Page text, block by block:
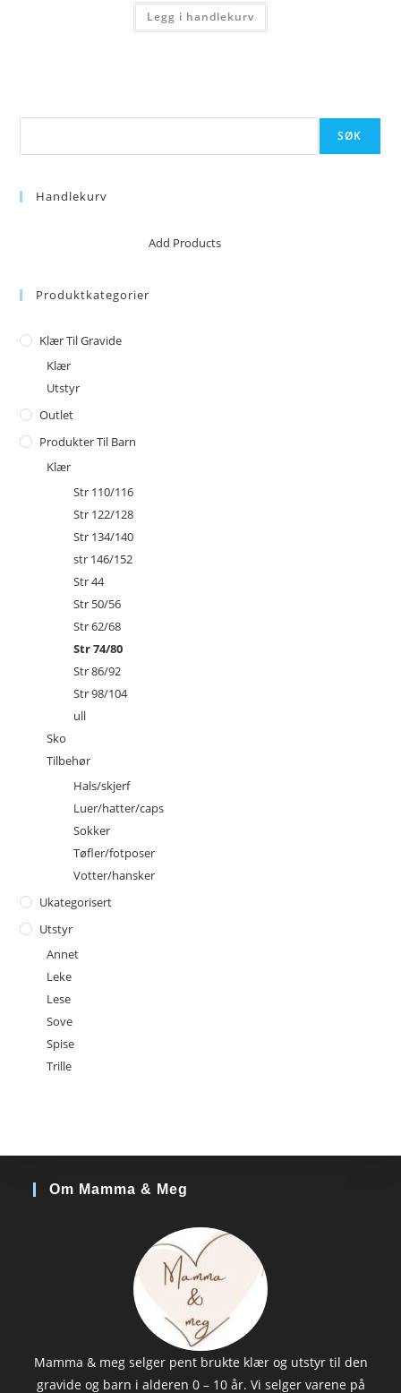
var:
kr 35.
er:
kr 30.
Legg i handlekurv
SØK
Handlekurv
No products in the cart.Add Products
Produktkategorier
Klær Til Gravide
Klær
Utstyr
Outlet
Produkter Til Barn
Klær
Str 110/116
Str 122/128
Str 134/140
str 146/152
Str 44
Str 50/56
Str 62/68
Str 74/80
Str 86/92
Str 98/104
ull
Sko
Tilbehør
Hals/skjerf
Luer/hatter/caps
Sokker
Tøfler/fotposer
Votter/hansker
Ukategorisert
Utstyr
Annet
Leke
Lese
Sove
Spise
Trille
Om Mamma & Meg
Mamma & meg selger pent brukte klær og utstyr til den
gravide og barn i alderen 0 – 10 år. Vi selger varene på